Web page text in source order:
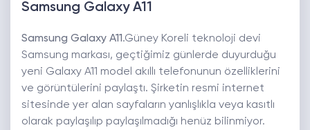
Samsung Galaxy A11
Samsung Galaxy A11.Güney Koreli teknoloji devi
Samsung markası, geçtiğimiz günlerde duyurduğu
yeni Galaxy A11 model akıllı telefonunun özelliklerini
ve görüntülerini paylaştı. Şirketin resmi internet
sitesinde yer alan sayfaların yanlışlıkla veya kasıtlı
olarak paylaşılıp paylaşılmadığı henüz bilinmiyor.